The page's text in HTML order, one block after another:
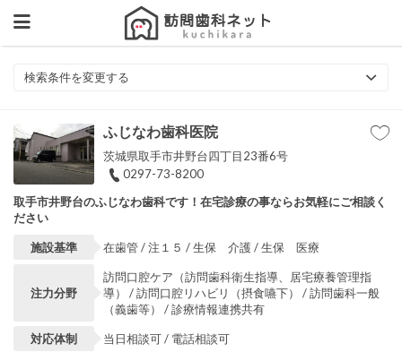
検索条件を変更する
ふじなわ歯科医院
茨城県取手市井野台四丁目23番6号
0297-73-8200
取手市井野台のふじなわ歯科です！在宅診療の事ならお気軽にご相談く
ださい
施設基準 在歯管 / 注１５ / 生保 介護 / 生保 医療
注力分野
訪問口腔ケア（訪問歯科衛生指導、居宅療養管理指
導） / 訪問口腔リハビリ（摂食嚥下） / 訪問歯科一般
（義歯等） / 診療情報連携共有
対応体制 当日相談可 / 電話相談可